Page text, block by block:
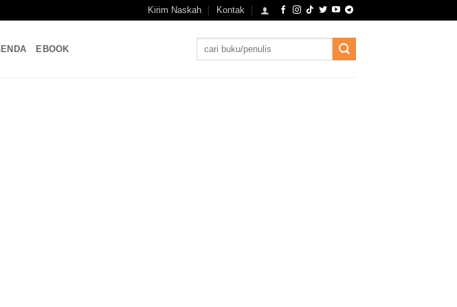
Kirim Naskah Kontak
EBOOK
Search